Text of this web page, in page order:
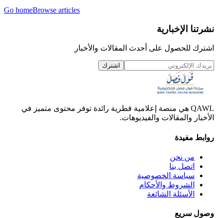
Go homeBrowse articles
نشرتنا الإخبارية
اشترك للحصول على أحدث المقالات والأخبار
اشترك
QAWL هي منصة إعلامية قطرية رائدة توفر محتوى متميز في
الأخبار والمقالات والفيديوهات.
روابط مفيدة
من نحن
اتصل بنا
سياسة الخصوصية
الشروط والأحكام
الأسئلة الشائعة
وصول سريع